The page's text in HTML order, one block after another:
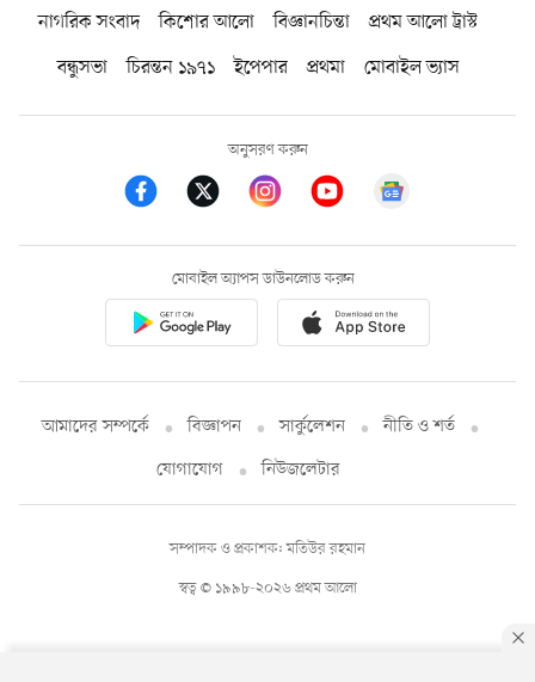
নাগরিক সংবাদ কিশোর আলো বিজ্ঞানচিন্তা
প্রথম আলো ট্রাস্ট
বন্ধুসভা
চিরন্তন ১৯৭১ ইপেপার প্রথমা মোবাইল ভ্যাস
অনুসরণ করুন
মোবাইল অ্যাপস ডাউনলোড করুন
আমাদের সম্পর্কে বিজ্ঞাপন সার্কুলেশন
নীতি ও শর্ত
যোগাযোগ
নিউজলেটার
স্বত্ব © ১৯৯৮-২০২৬ প্রথম আলো
সম্পাদক ও প্রকাশক: মতিউর রহমান